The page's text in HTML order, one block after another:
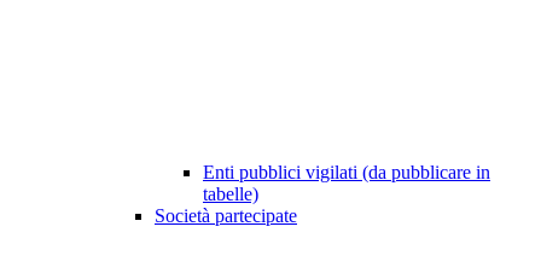
Enti pubblici vigilati (da pubblicare in
tabelle)
Società partecipate